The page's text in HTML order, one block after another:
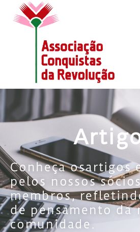
Conheça osartigos
pelos nossos
membros,
de pensamento da
comunidade.